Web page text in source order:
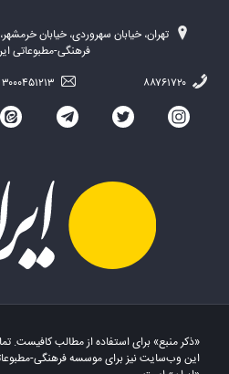
تهران، خیابان سهروردی، خیابان
فرهنگی-مطبوعاتی
«ذکر منبع» برای استفاده از مطالب کافیست.
این وب‌سایت نیز برای موسسه فرهنگی-